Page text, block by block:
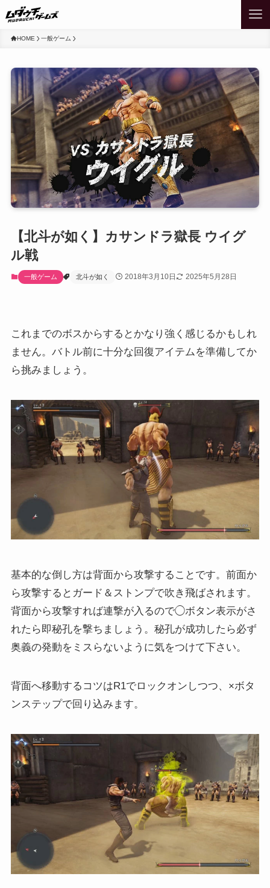
HOME 一般ゲーム
【北斗が如く】カサンドラ獄長 ウイグ
ル戦
一般ゲーム 北斗が如く 2018年3月10日 2025年5月28日
これまでのボスからするとかなり強く感じるかもしれ
ません。バトル前に十分な回復アイテムを準備してか
ら挑みましょう。
基本的な倒し方は背面から攻撃することです。前面か
ら攻撃するとガード＆ストンプで吹き飛ばされます。
背面から攻撃すれば連撃が入るので◯ボタン表示がさ
れたら即秘孔を撃ちましょう。秘孔が成功したら必ず
奥義の発動をミスらないように気をつけて下さい。
背面へ移動するコツはR1でロックオンしつつ、×ボタ
ンステップで回り込みます。